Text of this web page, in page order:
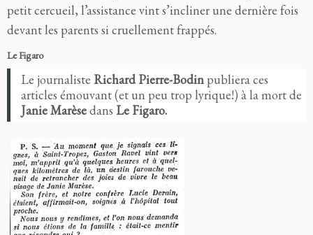
petit cercueil, l’assistance vint s’incliner une dernière fois
devant les parents si cruellement frappés.
Le Figaro
Le journaliste Richard Pierre-Bodin publiera ces
articles émouvant (et un peu trop lyrique!) à la mort de
Janie Marèsedans Le Figaro.